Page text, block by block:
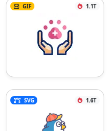
GIF 1.1T
SVG 1.6T